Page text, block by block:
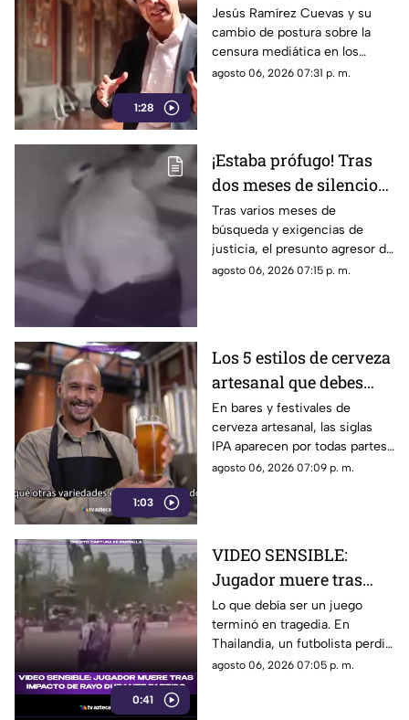
1:28
Censura a los Medios
de Comunicación
Jesús Ramírez Cuevas y su
cambio de postura sobre la
censura mediática en los
medios de comunicación.
agosto 06, 2026 07:31 p. m.
¡Estaba prófugo! Tras
dos meses de silencio
detuvieron a Jorge "N",
agresor de Paula
Tras varios meses de
búsqueda y exigencias de
justicia, el presunto agresor de
Paula Fajardo fue localizado y
agosto 06, 2026 07:15 p. m.
1:03
Los 5 estilos de cerveza
artesanal que debes
conocer
En bares y festivales de
cerveza artesanal, las siglas
IPA aparecen por todas partes.
Pero, ¿qué significa realmente
agosto 06, 2026 07:09 p. m.
0:41
VIDEO SENSIBLE:
Jugador muere tras
impacto de rayo
durante partido
Lo que debía ser un juego
terminó en tragedia. En
Thailandia, un futbolista perdió
la vida al ser alcanzado por un
agosto 06, 2026 07:05 p. m.